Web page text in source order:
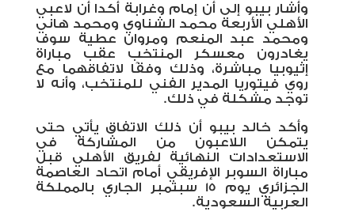
وأشار بيبو إلى أن إمام وغرابة أكدا أن لاعبي
الأهلي الأربعة محمد الشناوي ومحمد هاني
ومحمد عبد المنعم ومروان عطية سوف
يغادرون معسكر المنتخب عقب مباراة
إثيوبيا مباشرة، وذلك وفقًا لاتفاقهما مع
روي فيتوريا المدير الفني للمنتخب، وأنه لا
توجد مشكلة في ذلك.
وأكد خالد بيبو أن ذلك الاتفاق يأتي حتى
يتمكن اللاعبون من المشاركة في
الاستعدادات النهائية لفريق الأهلي قبل
مباراة السوبر الإفريقي أمام اتحاد العاصمة
الجزائري يوم 15 سبتمبر الجاري بالمملكة
العربية السعودية.